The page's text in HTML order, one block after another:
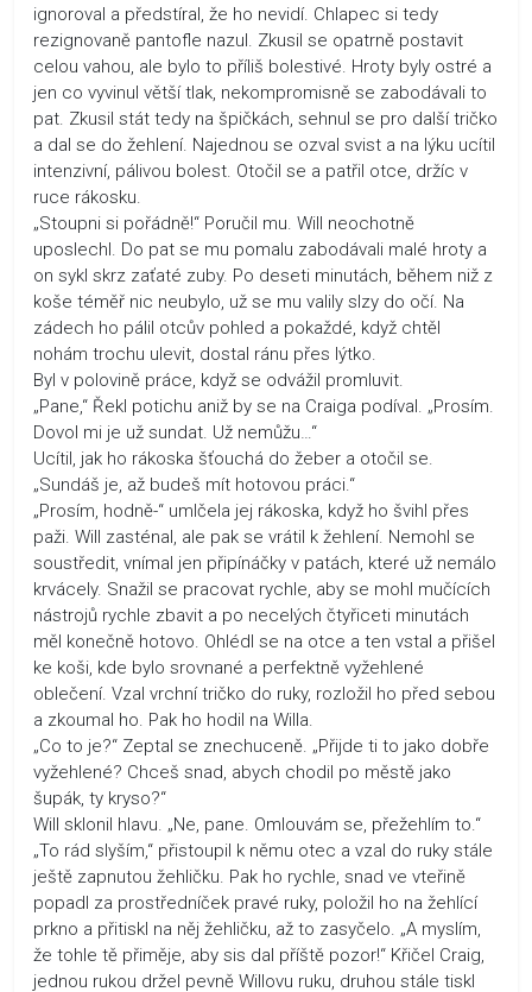
ignoroval a předstíral, že ho nevidí. Chlapec si tedy
rezignovaně pantofle nazul. Zkusil se opatrně postavit
celou vahou, ale bylo to příliš bolestivé. Hroty byly ostré a
jen co vyvinul větší tlak, nekompromisně se zabodávali to
pat. Zkusil stát tedy na špičkách, sehnul se pro další tričko
a dal se do žehlení. Najednou se ozval svist a na lýku ucítil
intenzivní, pálivou bolest. Otočil se a patřil otce, držíc v
ruce rákosku.
„Stoupni si pořádně!“ Poručil mu. Will neochotně
uposlechl. Do pat se mu pomalu zabodávali malé hroty a
on sykl skrz zaťaté zuby. Po deseti minutách, během niž z
koše téměř nic neubylo, už se mu valily slzy do očí. Na
zádech ho pálil otcův pohled a pokaždé, když chtěl
nohám trochu ulevit, dostal ránu přes lýtko.
Byl v polovině práce, když se odvážil promluvit.
„Pane,“ Řekl potichu aniž by se na Craiga podíval. „Prosím.
Dovol mi je už sundat. Už nemůžu…“
Ucítil, jak ho rákoska šťouchá do žeber a otočil se.
„Sundáš je, až budeš mít hotovou práci.“
„Prosím, hodně-“ umlčela jej rákoska, když ho švihl přes
paži. Will zasténal, ale pak se vrátil k žehlení. Nemohl se
soustředit, vnímal jen připínáčky v patách, které už nemálo
krvácely. Snažil se pracovat rychle, aby se mohl mučících
nástrojů rychle zbavit a po necelých čtyřiceti minutách
měl konečně hotovo. Ohlédl se na otce a ten vstal a přišel
ke koši, kde bylo srovnané a perfektně vyžehlené
oblečení. Vzal vrchní tričko do ruky, rozložil ho před sebou
a zkoumal ho. Pak ho hodil na Willa.
„Co to je?“ Zeptal se znechuceně. „Přijde ti to jako dobře
vyžehlené? Chceš snad, abych chodil po městě jako
šupák, ty kryso?“
Will sklonil hlavu. „Ne, pane. Omlouvám se, přežehlím to.“
„To rád slyším,“ přistoupil k němu otec a vzal do ruky stále
ještě zapnutou žehličku. Pak ho rychle, snad ve vteřině
popadl za prostředníček pravé ruky, položil ho na žehlící
prkno a přitiskl na něj žehličku, až to zasyčelo. „A myslím,
že tohle tě přiměje, aby sis dal příště pozor!“ Křičel Craig,
jednou rukou držel pevně Willovu ruku, druhou stále tiskl